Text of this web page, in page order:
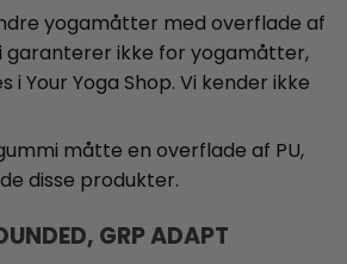
yogamåtter med overflade af
garanterer ikke for yogamåtter,
i Your Yoga Shop. Vi kender ikke
måtte en overflade af PU,
disse produkter.
GRP ADAPT